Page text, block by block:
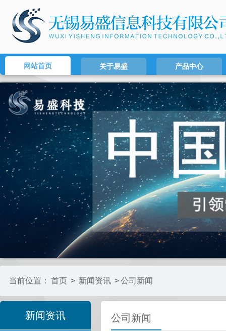
网站首页 关于易盛 产品中心
当前位置： 首页 > 新闻资讯 >公司新闻
新闻资讯 公司新闻